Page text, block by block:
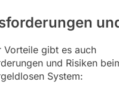
Vorteile gibt es auch
und Risiken
System: